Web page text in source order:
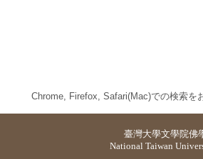
Chrome, Firefox, Safari(Mac)での検索を
臺灣大學文學院佛
National Taiwan